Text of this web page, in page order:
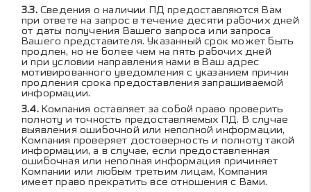
Сведения о наличии ПД предоставляются Вам
при ответе на запрос в течение десяти рабочих дней
от даты получения Вашего запроса или запроса
Вашего представителя. Указанный срок может быть
продлен, но не более чем на пять рабочих дней
и при условии направления нами в Ваш адрес
мотивированного уведомления с указанием причин
продления срока предоставления запрашиваемой
информации.
Компания оставляет за собой право проверить
полноту и точность предоставляемых ПД. В случае
выявления ошибочной или неполной информации,
Компания проверяет достоверность и полноту такой
информации, а в случае, если предоставленная
ошибочная или неполная информация причиняет
Компании или любым третьим лицам, Компания
имеет право прекратить все отношения с Вами.